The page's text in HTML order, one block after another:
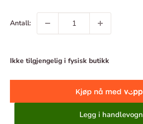
Antall:
Ikke tilgjengelig i fysisk butikk
Legg i handlevogn